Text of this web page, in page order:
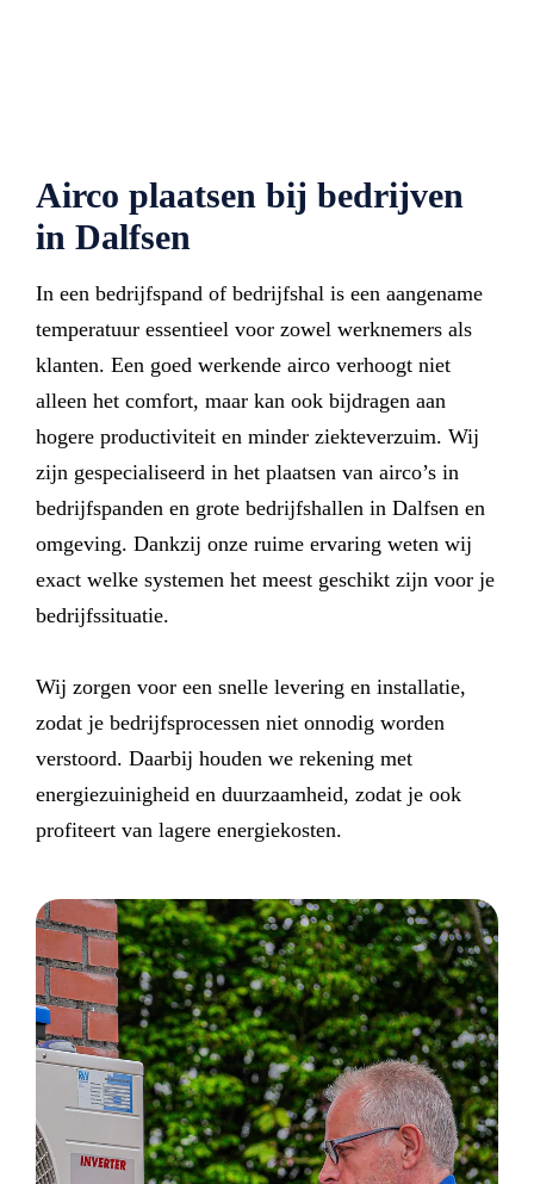
Airco plaatsen bij bedrijven
in Dalfsen
In een bedrijfspand of bedrijfshal is een aangename
temperatuur essentieel voor zowel werknemers als
klanten. Een goed werkende airco verhoogt niet
alleen het comfort, maar kan ook bijdragen aan
hogere productiviteit en minder ziekteverzuim. Wij
zijn gespecialiseerd in het plaatsen van airco’s in
bedrijfspanden en grote bedrijfshallen in Dalfsen en
omgeving. Dankzij onze ruime ervaring weten wij
exact welke systemen het meest geschikt zijn voor je
bedrijfssituatie.
Wij zorgen voor een snelle levering en installatie,
zodat je bedrijfsprocessen niet onnodig worden
verstoord. Daarbij houden we rekening met
energiezuinigheid en duurzaamheid, zodat je ook
profiteert van lagere energiekosten.